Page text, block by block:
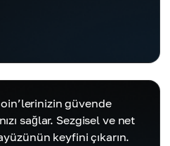
güvende
sağlar. Sezgisel ve net
keyfini çıkarın.